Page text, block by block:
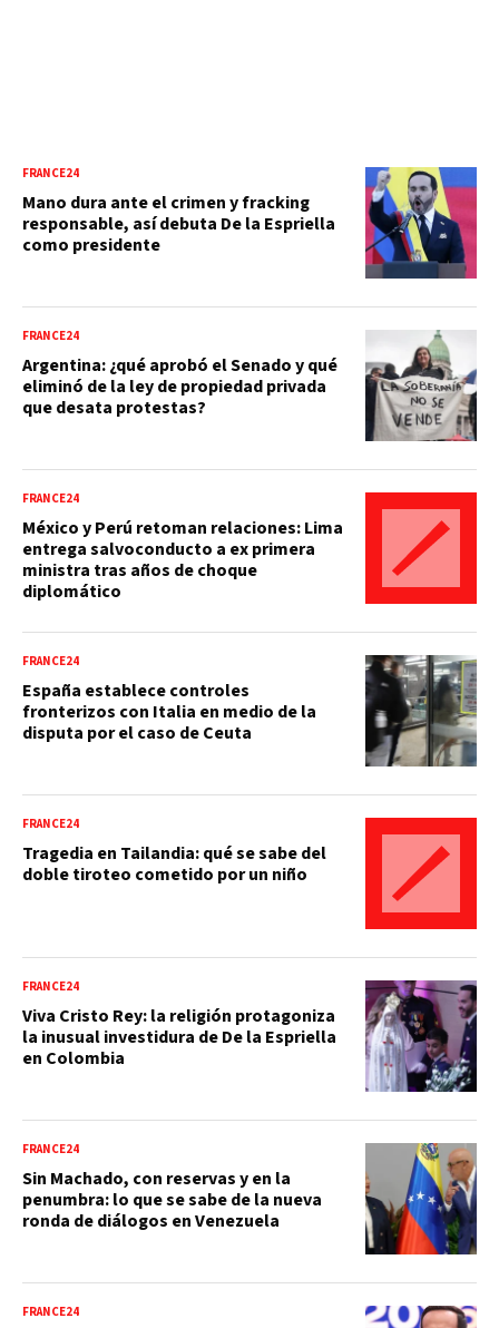
FRANCE24
Mano dura ante el crimen y fracking
responsable, así debuta De la Espriella
como presidente
FRANCE24
Argentina: ¿qué aprobó el Senado y qué
eliminó de la ley de propiedad privada
que desata protestas?
FRANCE24
México y Perú retoman relaciones: Lima
entrega salvoconducto a ex primera
ministra tras años de choque
diplomático
FRANCE24
España establece controles
fronterizos con Italia en medio de la
disputa por el caso de Ceuta
FRANCE24
Tragedia en Tailandia: qué se sabe del
doble tiroteo cometido por un niño
FRANCE24
Viva Cristo Rey: la religión protagoniza
la inusual investidura de De la Espriella
en Colombia
FRANCE24
Sin Machado, con reservas y en la
penumbra: lo que se sabe de la nueva
ronda de diálogos en Venezuela
FRANCE24